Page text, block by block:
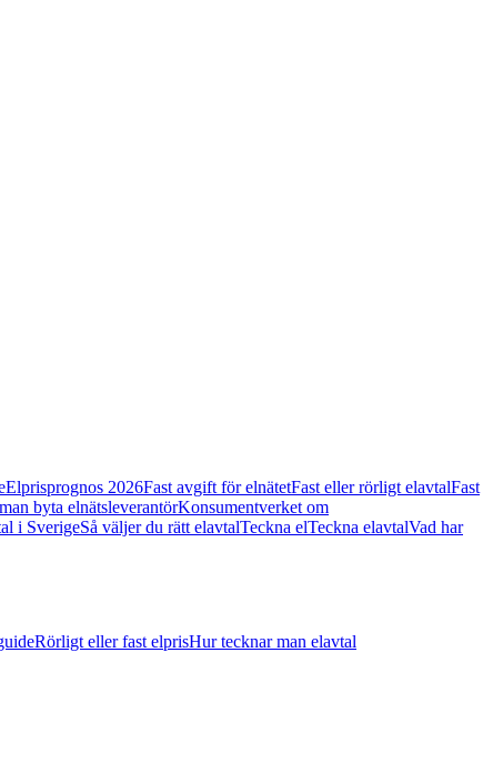
Elprisprognos 2026Fast avgift för elnätetFast eller rörligt elavtalFast
byta elnätsleverantörKonsumentverket om
i SverigeSå väljer du rätt elavtalTeckna elTeckna elavtalVad har
Rörligt eller fast elprisHur tecknar man elavtal